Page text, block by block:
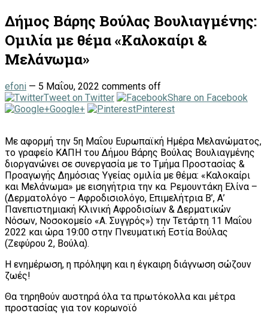
Δήμος Βάρης Βούλας Βουλιαγμένης:
Ομιλία με θέμα «Καλοκαίρι &
Μελάνωμα»
efoni — 5 Μαΐου, 2022 comments off
Tweet on Twitter
Share on Facebook
Google+
Pinterest
Με αφορμή την 5η Μαΐου Ευρωπαϊκή Ημέρα Μελανώματος,
το γραφείο ΚΑΠΗ του Δήμου Βάρης Βούλας Βουλιαγμένης
διοργανώνει σε συνεργασία με το Τμήμα Προστασίας &
Προαγωγής Δημόσιας Υγείας ομιλία με θέμα: «Καλοκαίρι
και Μελάνωμα» με εισηγήτρια την κα. Ρεμουντάκη Ελίνα –
(Δερματολόγο – Αφροδισιολόγο, Επιμελήτρια Β’, Α’
Πανεπιστημιακή Κλινική Αφροδισίων & Δερματικών
Νόσων, Νοσοκομείο «Α. Συγγρός») την Τετάρτη 11 Μαΐου
2022 και ώρα 19:00 στην Πνευματική Εστία Βούλας
(Ζεφύρου 2, Βούλα).
Η ενημέρωση, η πρόληψη και η έγκαιρη διάγνωση σώζουν
ζωές!
Θα τηρηθούν αυστηρά όλα τα πρωτόκολλα και μέτρα
προστασίας για τον κορωνοϊό